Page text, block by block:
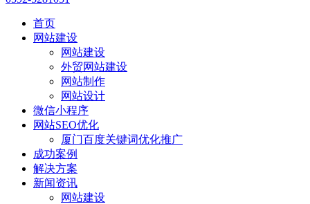
首页
网站建设
网站建设
外贸网站建设
网站制作
网站设计
微信小程序
网站SEO优化
厦门百度关键词优化推广
成功案例
解决方案
新闻资讯
网站建设